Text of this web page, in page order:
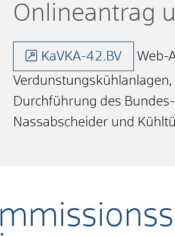
Onlineantrag
KaVKA-42.BV
Web-
Durchführung des
Nassabscheider und